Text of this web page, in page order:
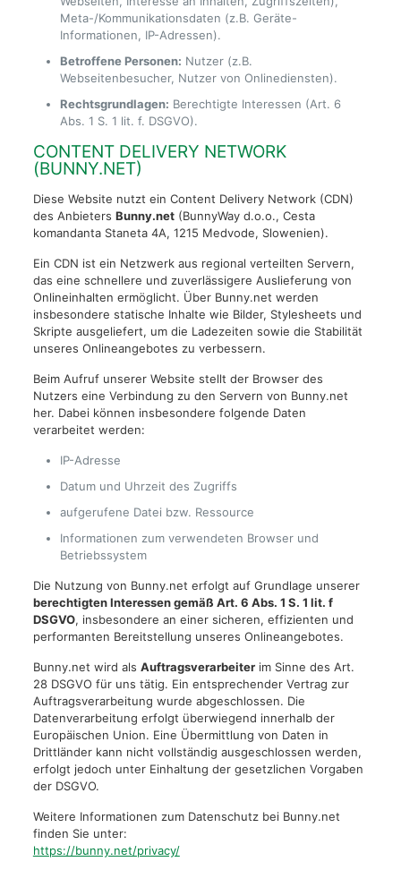
Meta-/Kommunikationsdaten (z.B. Geräte-
Informationen, IP-Adressen).
Betroffene Personen: Nutzer (z.B.
Webseitenbesucher, Nutzer von Onlinediensten).
Rechtsgrundlagen: Berechtigte Interessen (Art. 6
Abs. 1 S. 1 lit. f. DSGVO).
CONTENT DELIVERY NETWORK
(BUNNY.NET)
Diese Website nutzt ein Content Delivery Network (CDN)
des Anbieters Bunny.net(BunnyWay d.o.o., Cesta
komandanta Staneta 4A, 1215 Medvode, Slowenien).
Ein CDN ist ein Netzwerk aus regional verteilten Servern,
das eine schnellere und zuverlässigere Auslieferung von
Onlineinhalten ermöglicht. Über Bunny.net werden
insbesondere statische Inhalte wie Bilder, Stylesheets und
Skripte ausgeliefert, um die Ladezeiten sowie die Stabilität
unseres Onlineangebotes zu verbessern.
Beim Aufruf unserer Website stellt der Browser des
Nutzers eine Verbindung zu den Servern von Bunny.net
her. Dabei können insbesondere folgende Daten
verarbeitet werden:
IP-Adresse
Datum und Uhrzeit des Zugriffs
aufgerufene Datei bzw. Ressource
Informationen zum verwendeten Browser und
Betriebssystem
Die Nutzung von Bunny.net erfolgt auf Grundlage unserer
berechtigten Interessen gemäß Art. 6 Abs. 1 S. 1 lit. f
DSGVO, insbesondere an einer sicheren, effizienten und
performanten Bereitstellung unseres Onlineangebotes.
Bunny.net wird als Auftragsverarbeiterim Sinne des Art.
28 DSGVO für uns tätig. Ein entsprechender Vertrag zur
Auftragsverarbeitung wurde abgeschlossen. Die
Datenverarbeitung erfolgt überwiegend innerhalb der
Europäischen Union. Eine Übermittlung von Daten in
Drittländer kann nicht vollständig ausgeschlossen werden,
erfolgt jedoch unter Einhaltung der gesetzlichen Vorgaben
der DSGVO.
Weitere Informationen zum Datenschutz bei Bunny.net
finden Sie unter:
https://bunny.net/privacy/